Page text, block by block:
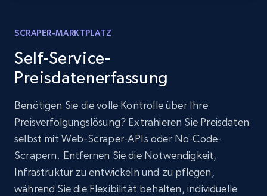
SCRAPER-MARKTPLATZ
Self-Service-
Preisdatenerfassung
Benötigen Sie die volle Kontrolle über Ihre
Preisverfolgungslösung? Extrahieren Sie Preisdaten
selbst mit Web-Scraper-APIs oder No-Code-
Scrapern. Entfernen Sie die Notwendigkeit,
Infrastruktur zu entwickeln und zu pflegen,
während Sie die Flexibilität behalten, individuelle